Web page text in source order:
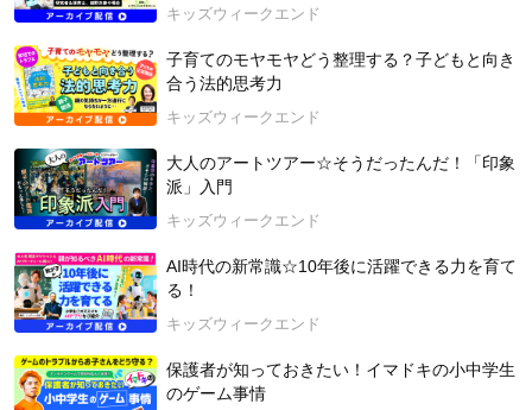
【講師：山岸亮太（やまぎしりょうた）さん（花まる学習会イ
ンドネシア事務所 / ソトシルクラス 代表 ）】
世界中から生徒が集まるオンライン教室の教室長として授業を
しながら「海外部門ソトシルクラス」と「ジャカルタ対面教
室」を立ち上げ・開校 。現在ではジャカルタ教室・オンライン
教室・ソトシルクラスに海外宿泊企画などを運営しながら、現
地孤児院への「学習塾ならではの支援」を挑戦中。
2026年4月23日開催
キッズウィークエンド
子育てのモヤモヤどう整理する？子どもと向き
合う法的思考力
キッズウィークエンド
大人のアートツアー☆そうだったんだ！「印象
派」入門
キッズウィークエンド
AI時代の新常識☆10年後に活躍できる力を育て
る！
キッズウィークエンド
保護者が知っておきたい！イマドキの小中学生
のゲーム事情